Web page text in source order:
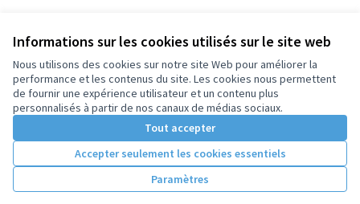
Informations sur les cookies utilisés sur le site web
Nous utilisons des cookies sur notre site Web pour améliorer la
performance et les contenus du site. Les cookies nous permettent
de fournir une expérience utilisateur et un contenu plus
personnalisés à partir de nos canaux de médias sociaux.
Tout accepter
Accepter seulement les cookies essentiels
Paramètres